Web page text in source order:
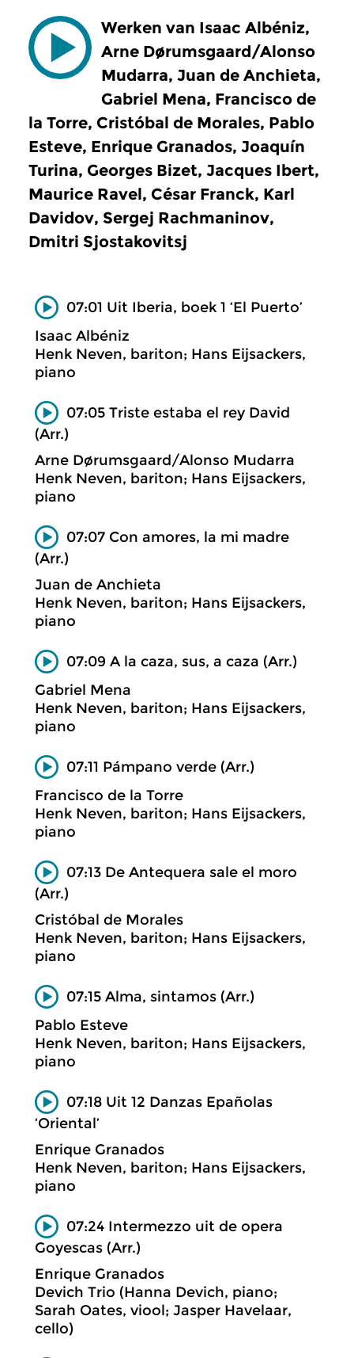
Werken van Isaac Albéniz,
Arne Dørumsgaard/Alonso
Mudarra, Juan de Anchieta,
Gabriel Mena, Francisco de
la Torre, Cristóbal de Morales, Pablo
Esteve, Enrique Granados, Joaquín
Turina, Georges Bizet, Jacques Ibert,
Maurice Ravel, César Franck, Karl
Davidov, Sergej Rachmaninov,
Dmitri Sjostakovitsj
07:01 Uit Iberia, boek 1 ‘El Puerto’
Isaac Albéniz
Henk Neven, bariton; Hans Eijsackers,
piano
07:05 Triste estaba el rey David
(Arr.)
Arne Dørumsgaard/Alonso Mudarra
Henk Neven, bariton; Hans Eijsackers,
piano
07:07 Con amores, la mi madre
(Arr.)
Juan de Anchieta
Henk Neven, bariton; Hans Eijsackers,
piano
07:09 A la caza, sus, a caza (Arr.)
Gabriel Mena
Henk Neven, bariton; Hans Eijsackers,
piano
07:11 Pámpano verde (Arr.)
Francisco de la Torre
Henk Neven, bariton; Hans Eijsackers,
piano
07:13 De Antequera sale el moro
(Arr.)
Cristóbal de Morales
Henk Neven, bariton; Hans Eijsackers,
piano
07:15 Alma, sintamos (Arr.)
Pablo Esteve
Henk Neven, bariton; Hans Eijsackers,
piano
07:18 Uit 12 Danzas Epañolas
‘Oriental’
Enrique Granados
Henk Neven, bariton; Hans Eijsackers,
piano
07:24 Intermezzo uit de opera
Goyescas (Arr.)
Enrique Granados
Devich Trio (Hanna Devich, piano;
Sarah Oates, viool; Jasper Havelaar,
cello)